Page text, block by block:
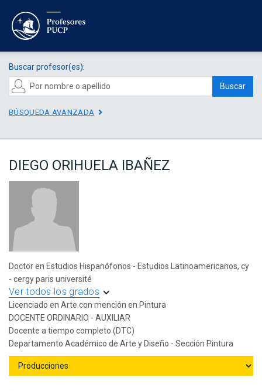
Buscar profesor(es):
Buscar
BÚSQUEDA AVANZADA
DIEGO ORIHUELA IBAÑEZ
Doctor en Estudios Hispanófonos - Estudios Latinoamericanos, cy
- cergy paris université
Ver todos los grados
Licenciado en Arte con mención en Pintura
DOCENTE ORDINARIO - AUXILIAR
Docente a tiempo completo (DTC)
Departamento Académico de Arte y Diseño - Sección Pintura